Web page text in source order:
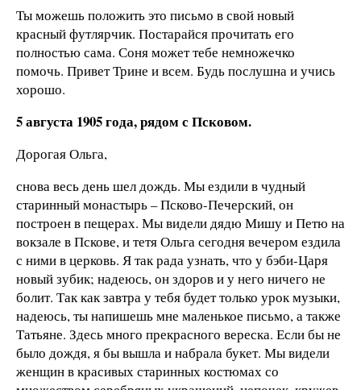
Ты можешь положить это письмо в свой новый
красный футлярчик. Постарайся прочитать его
полностью сама. Соня может тебе немножечко
помочь. Привет Трине и всем. Будь послушна и учись
хорошо.
5 августа 1905 года, рядом с Псковом.
Дорогая Ольга,
снова весь день шел дождь. Мы ездили в чудный
старинный монастырь – Псково-Печерский, он
построен в пещерах. Мы видели дядю Мишу и Петю на
вокзале в Пскове, и тетя Ольга сегодня вечером ездила
с ними в церковь. Я так рада узнать, что у бэби-Царя
новый зубик; надеюсь, он здоров и у него ничего не
болит. Так как завтра у тебя будет только урок музыки,
надеюсь, ты напишешь мне маленькое письмо, а также
Татьяне. Здесь много прекрасного вереска. Если бы не
было дождя, я бы вышла и набрала букет. Мы видели
женщин в красивых старинных костюмах со